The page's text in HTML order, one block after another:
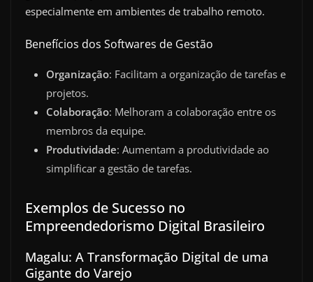
especialmente em ambientes de trabalho remoto.
Benefícios dos Softwares de Gestão
Organização: Facilitam a organização de tarefas e
projetos.
Colaboração: Melhoram a colaboração entre os
membros da equipe.
Produtividade: Aumentam a produtividade ao
simplificar a gestão de tarefas.
Exemplos de Sucesso no
Empreendedorismo Digital Brasileiro
Magalu: A Transformação Digital de uma
Gigante do Varejo